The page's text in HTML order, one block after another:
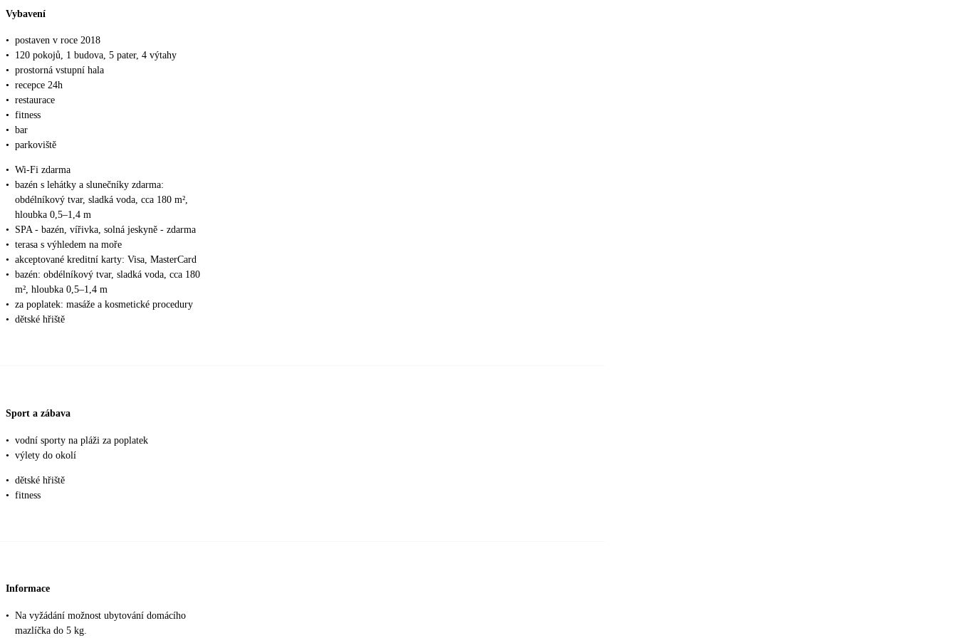
Vybavení
• postaven v roce 2018
•
120 pokojů, 1 budova, 5 pater, 4 výtahy
• prostorná vstupní hala
• recepce 24h
• restaurace
• fitness
• bar
• parkoviště
• Wi-Fi zdarma
• bazén s lehátky a slunečníky zdarma:
obdélníkový tvar, sladká voda, cca 180 m²,
hloubka 0,5–1,4 m
•
SPA - bazén, vířivka, solná jeskyně - zdarma
• terasa s výhledem na moře
• akceptované kreditní karty: Visa, MasterCard
• bazén: obdélníkový tvar, sladká voda, cca 180
m², hloubka 0,5–1,4 m
• za poplatek: masáže a kosmetické procedury
• dětské hřiště
Sport a zábava
• vodní sporty na pláži za poplatek
• výlety do okolí
• dětské hřiště
• fitness
Informace
• Na vyžádání možnost ubytování domácího
mazlíčka do 5 kg.